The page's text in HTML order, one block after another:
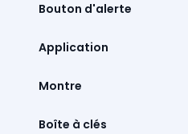
Bouton d'alerte
Montre
Boîte à clés